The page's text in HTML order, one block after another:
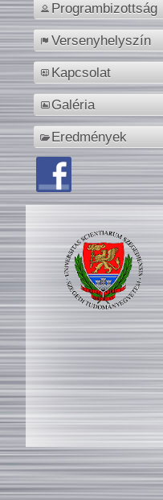
Programbizottság
Versenyhelyszín
Kapcsolat
Galéria
Eredmények